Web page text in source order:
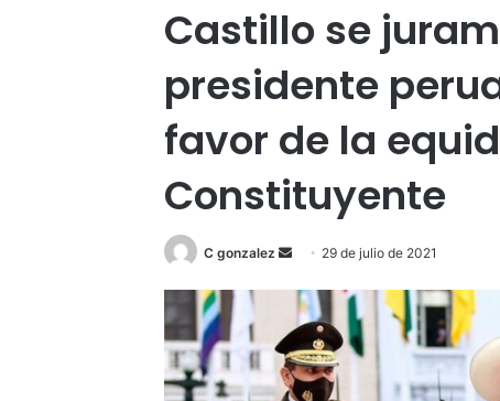
Castillo se
presidente
favor de la
Constituyente
C gonzalez
Send
email
29 de julio de 2021